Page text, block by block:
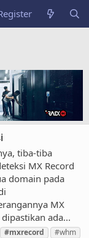
tiba-tiba
MX Record
domain pada
MX
ada...
#mxrecord #whm